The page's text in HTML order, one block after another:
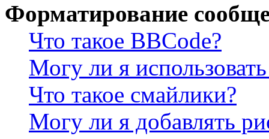
Форматирование
Что такое BBCode?
Могу ли я
Что такое смайлики?
Могу ли я добавлять